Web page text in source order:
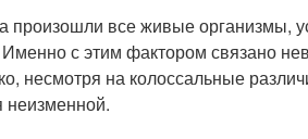
произошли все живые организмы,
с этим фактором связано
несмотря на колоссальные
неизменной.